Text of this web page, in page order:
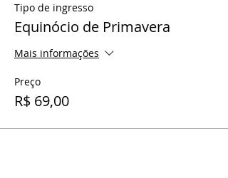
Tipo de ingresso
Equinócio de Primavera
Mais informações
Preço
R$ 69,00